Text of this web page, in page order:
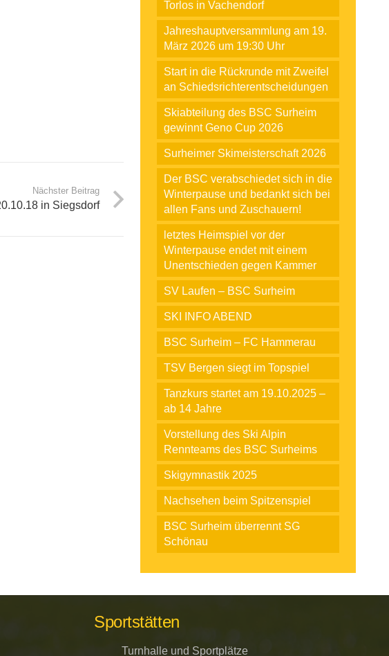
Nächster Beitrag
in Siegsdorf
Torlos in Vachendorf
Jahreshauptversammlung am 19.
März 2026 um 19:30 Uhr
Start in die Rückrunde mit Zweifel
an Schiedsrichterentscheidungen
Skiabteilung des BSC Surheim
gewinnt Geno Cup 2026
Surheimer Skimeisterschaft 2026
Der BSC verabschiedet sich in die
Winterpause und bedankt sich bei
allen Fans und Zuschauern!
letztes Heimspiel vor der
Winterpause endet mit einem
Unentschieden gegen Kammer
SV Laufen – BSC Surheim
SKI INFO ABEND
BSC Surheim – FC Hammerau
TSV Bergen siegt im Topspiel
Tanzkurs startet am 19.10.2025 –
ab 14 Jahre
Vorstellung des Ski Alpin
Rennteams des BSC Surheims
Skigymnastik 2025
Nachsehen beim Spitzenspiel
BSC Surheim überrennt SG
Schönau
Kontakt per E-mail
Sportstätten
Turnhalle und Sportplätze